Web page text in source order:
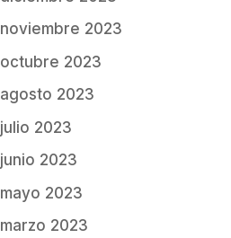
noviembre 2023
octubre 2023
agosto 2023
julio 2023
junio 2023
mayo 2023
marzo 2023